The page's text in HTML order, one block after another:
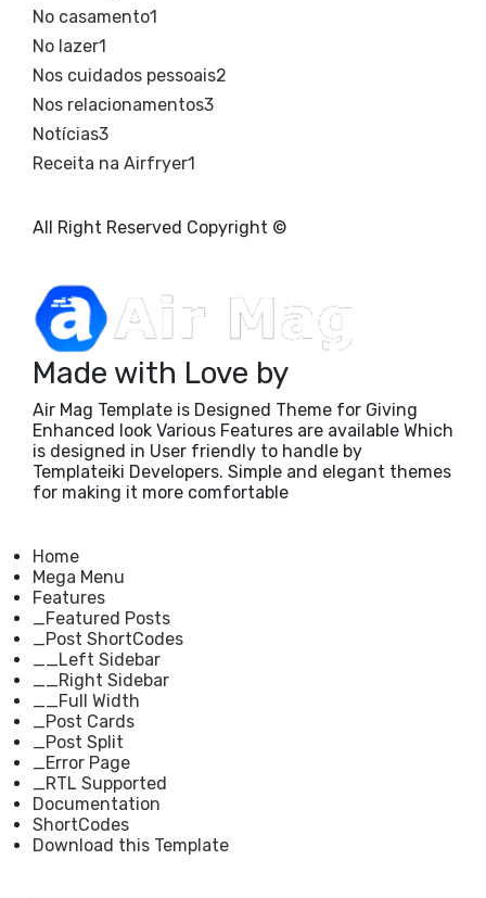
No casamento1
No lazer1
Nos cuidados pessoais2
Nos relacionamentos3
Notícias3
Receita na Airfryer1
All Right Reserved Copyright ©
Made with Love by
Air Mag Template is Designed Theme for Giving
Enhanced look Various Features are available Which
is designed in User friendly to handle by
Templateiki Developers. Simple and elegant themes
for making it more comfortable
Home
Mega Menu
Features
_Featured Posts
_Post ShortCodes
__Left Sidebar
__Right Sidebar
__Full Width
_Post Cards
_Post Split
_Error Page
_RTL Supported
Documentation
ShortCodes
Download this Template